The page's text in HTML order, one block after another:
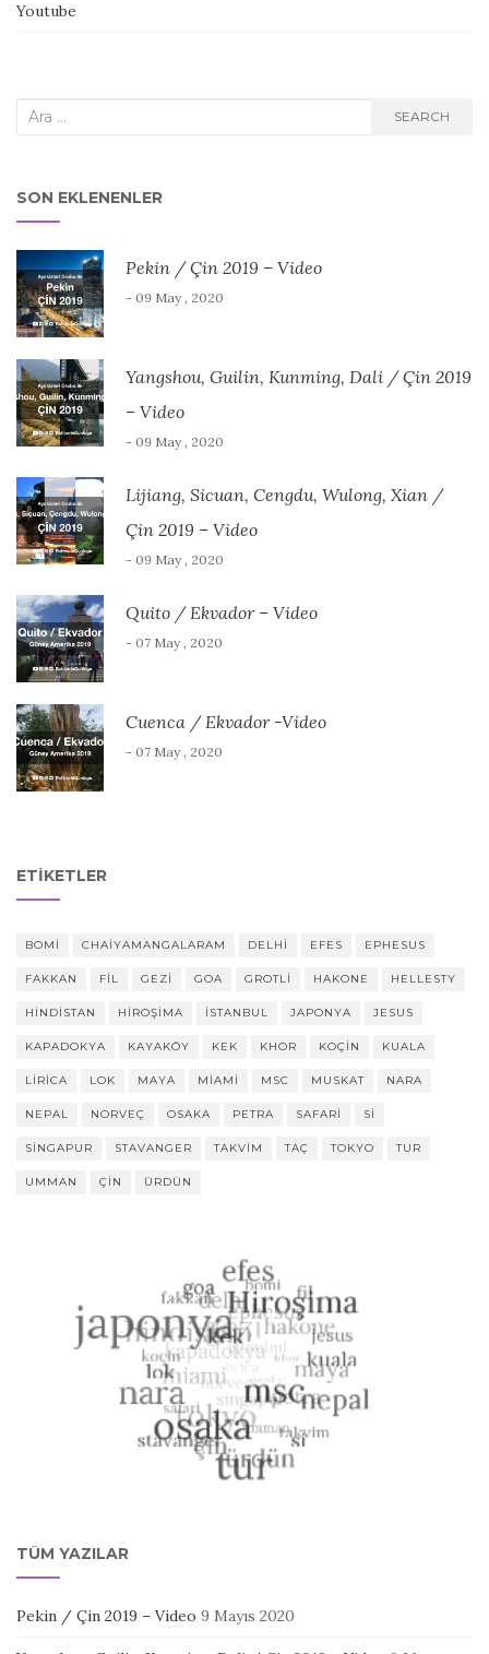
Youtube
Search
SEARCH
SON EKLENENLER
Pekin / Çin 2019 – Video
- 09 May , 2020
Yangshou, Guilin, Kunming, Dali / Çin 2019
– Video
- 09 May , 2020
Lijiang, Sicuan, Cengdu, Wulong, Xian /
Çin 2019 – Video
- 09 May , 2020
Quito / Ekvador – Video
- 07 May , 2020
Cuenca / Ekvador -Video
- 07 May , 2020
ETIKETLER
BOMI CHAIYAMANGALARAM DELHI EFES EPHESUS
FAKKAN FIL GEZI GOA GROTLI HAKONE HELLESTY
HINDISTAN HIROŞIMA ISTANBUL JAPONYA JESUS
KAPADOKYA KAYAKÖY KEK KHOR KOÇIN KUALA
LIRICA LOK MAYA MIAMI MSC MUSKAT NARA
NEPAL NORVEÇ OSAKA PETRA SAFARI SI
SINGAPUR STAVANGER TAKVIM TAÇ TOKYO TUR
UMMAN ÇIN ÜRDÜN
TÜM YAZILAR
Pekin / Çin 2019 – Video 9 Mayıs 2020